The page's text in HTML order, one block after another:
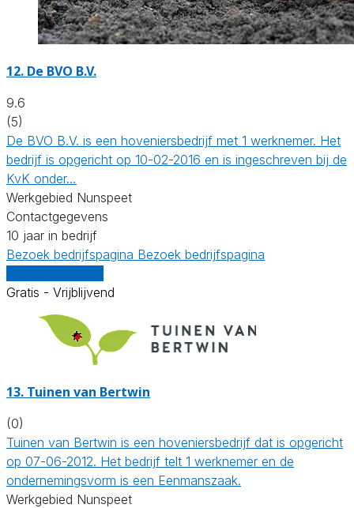
12. De BVO B.V.
9.6
(5)
De BVO B.V. is een hoveniersbedrijf met 1 werknemer. Het
bedrijf is opgericht op 10-02-2016 en is ingeschreven bij de
KvK onder…
Werkgebied Nunspeet
Contactgegevens
10 jaar in bedrijf
Bezoek bedrijfspagina Bezoek bedrijfspagina
Gratis - Vrijblijvend
13. Tuinen van Bertwin
(0)
Tuinen van Bertwin is een hoveniersbedrijf dat is opgericht
op 07-06-2012. Het bedrijf telt 1 werknemer en de
ondernemingsvorm is een Eenmanszaak.
Werkgebied Nunspeet